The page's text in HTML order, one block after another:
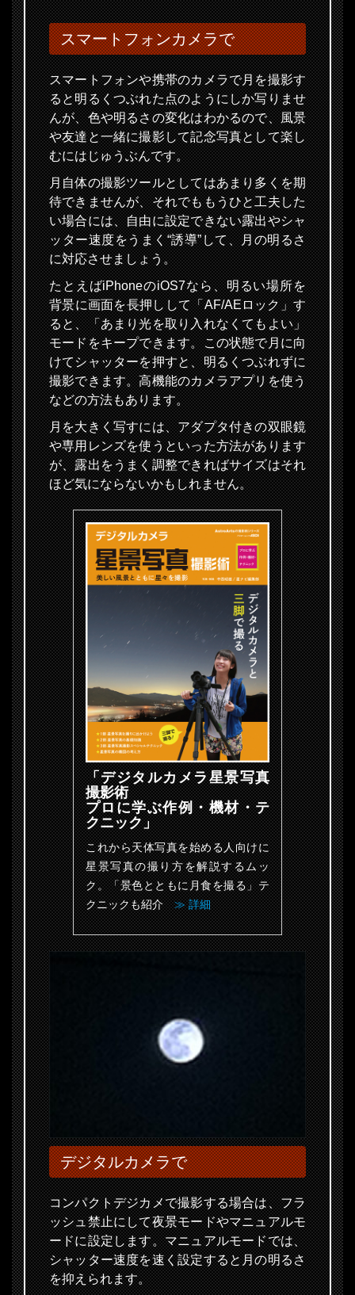
スマートフォンカメラで
スマートフォンや携帯のカメラで月を撮影す
ると明るくつぶれた点のようにしか写りませ
んが、色や明るさの変化はわかるので、風景
や友達と一緒に撮影して記念写真として楽し
むにはじゅうぶんです。
月自体の撮影ツールとしてはあまり多くを期
待できませんが、それでももうひと工夫した
い場合には、自由に設定できない露出やシャ
ッター速度をうまく“誘導”して、月の明るさ
に対応させましょう。
たとえばiPhoneのiOS7なら、明るい場所を
背景に画面を長押しして「AF/AEロック」す
ると、「あまり光を取り入れなくてもよい」
モードをキープできます。この状態で月に向
けてシャッターを押すと、明るくつぶれずに
撮影できます。高機能のカメラアプリを使う
などの方法もあります。
月を大きく写すには、アダプタ付きの双眼鏡
や専用レンズを使うといった方法があります
が、露出をうまく調整できればサイズはそれ
ほど気にならないかもしれません。
「デジタルカメラ星景写真
撮影術
プロに学ぶ作例・機材・テ
クニック」
これから天体写真を始める人向けに
星景写真の撮り方を解説するムッ
ク。「景色とともに月食を撮る」テ
クニックも紹介≫ 詳細
デジタルカメラで
コンパクトデジカメで撮影する場合は、フラ
ッシュ禁止にして夜景モードやマニュアルモ
ードに設定します。マニュアルモードでは、
シャッター速度を速く設定すると月の明るさ
を抑えられます。